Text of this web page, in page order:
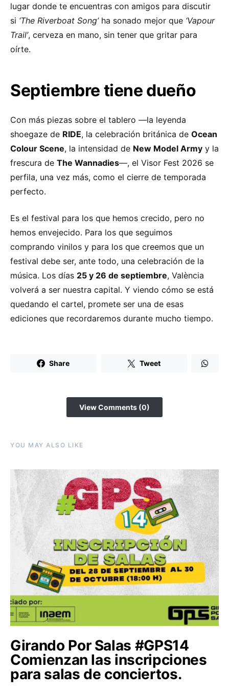
lugar donde te encuentras con amigos para discutir
si ‘The Riverboat Song’ha sonado mejor que ‘Vapour
Trail’, cerveza en mano, sin tener que gritar para
oírte.
Septiembre tiene dueño
Con más piezas sobre el tablero —la leyenda
shoegaze de RIDE, la celebración británica de Ocean
Colour Scene, la intensidad de New Model Army y la
frescura de The Wannadies—, el Visor Fest 2026 se
perfila, una vez más, como el cierre de temporada
perfecto.
Es el festival para los que hemos crecido, pero no
hemos envejecido. Para los que seguimos
comprando vinilos y para los que creemos que un
festival debe ser, ante todo, una celebración de la
música. Los días 25 y 26 de septiembre, València
volverá a ser nuestra capital. Y viendo cómo se está
quedando el cartel, promete ser una de esas
ediciones que recordaremos durante mucho tiempo.
Share Tweet
View Comments (0)
YOU MAY ALSO LIKE
Girando Por Salas #GPS14
Comienzan las inscripciones
para salas de conciertos.